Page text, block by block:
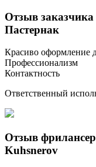
Отзыв заказчика
Пастернак
Красиво оформление
Профессионализм
Контактность
Ответственный
Отзыв
Kuhsnerov